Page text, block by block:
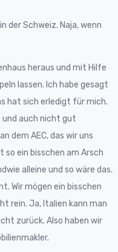
der Schweiz. Naja, wenn
heraus und mit Hilfe
lassen. Ich habe gesagt
hat sich erledigt für mich.
und auch nicht gut
dem AEC, das wir uns
so ein bisschen am Arsch
alleine und so wäre das.
Wir mögen ein bisschen
rein. Ja, Italien kann man
zurück. Also haben wir